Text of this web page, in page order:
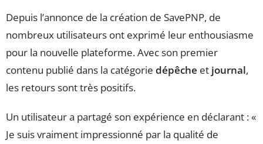
Depuis l’annonce de la création de SavePNP, de
nombreux utilisateurs ont exprimé leur enthousiasme
pour la nouvelle plateforme. Avec son premier
contenu publié dans la catégorie dépêche et journal,
les retours sont très positifs.
Un utilisateur a partagé son expérience en déclarant : «
Je suis vraiment impressionné par la qualité de